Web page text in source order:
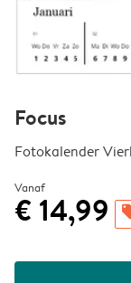
Focus
Fotokalender
Vanaf
€ 14,99